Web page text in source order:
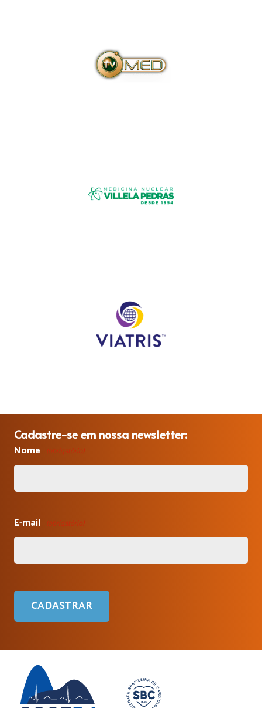
Cadastre-se em nossa newsletter:
Nome (obrigatório)
E-mail (obrigatório)